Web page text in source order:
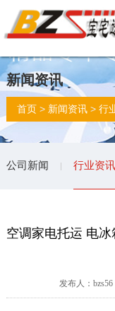
网
站
首
页
关
于
我
们
物
流
资
讯
服
务
流
程
行
李
托
运
实
力
展
示
物
流
报
价
仓
储
托
管
留
言
反
馈
诚
信
档
案
联
系
我
们
新闻资讯
首页 >新闻资讯 > 行
公司新闻 行业资讯
空调家电托运 电
发布人：